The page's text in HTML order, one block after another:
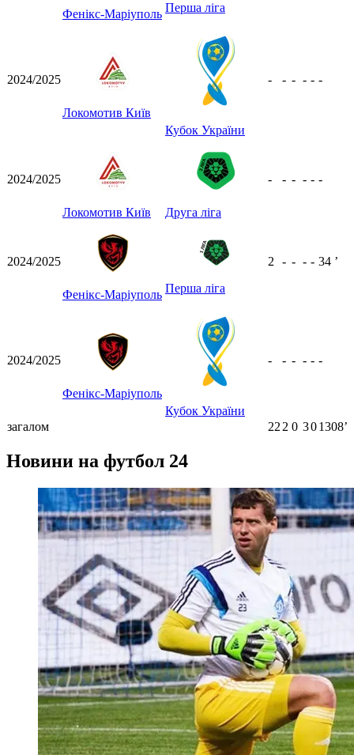
Фенікс-Маріуполь Перша ліга
2024/2025
Локомотив Київ
Кубок України
- - - - - -
2024/2025
Локомотив Київ Друга ліга
- - - - - -
2024/2025
Фенікс-Маріуполь Перша ліга
2 - - - - 34 ʼ
2024/2025
Фенікс-Маріуполь
Кубок України
- - - - - -
загалом 22 2 0 301308ʼ
Новини на футбол 24